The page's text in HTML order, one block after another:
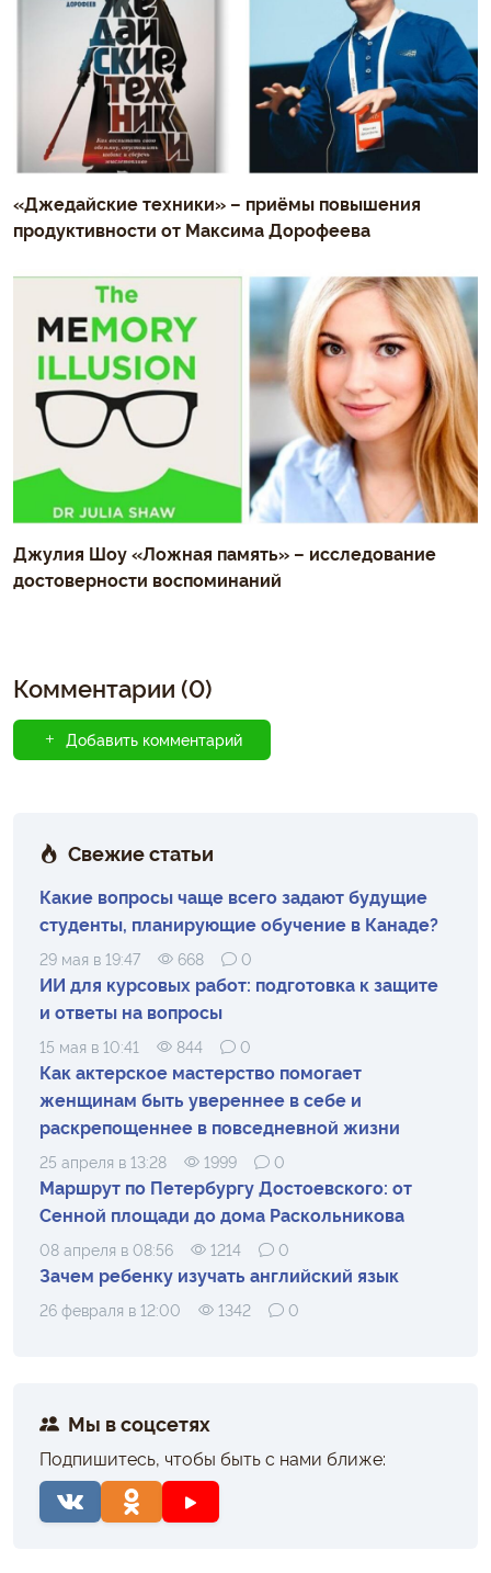
«Джедайские техники» – приёмы повышения
продуктивности от Максима Дорофеева
Джулия Шоу «Ложная память» – исследование
достоверности воспоминаний
Комментарии (0)
Добавить комментарий
Свежие статьи
Какие вопросы чаще всего задают будущие
студенты, планирующие обучение в Канаде?
29 мая в 19:47 668 0
ИИ для курсовых работ: подготовка к защите
и ответы на вопросы
15 мая в 10:41 844 0
Как актерское мастерство помогает
женщинам быть увереннее в себе и
раскрепощеннее в повседневной жизни
25 апреля в 13:28 1999 0
Маршрут по Петербургу Достоевского: от
Сенной площади до дома Раскольникова
08 апреля в 08:56 1214 0
Зачем ребенку изучать английский язык
26 февраля в 12:00 1342 0
Мы в соцсетях
Подпишитесь, чтобы быть с нами ближе: